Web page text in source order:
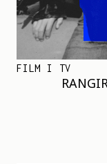
FILM I TV